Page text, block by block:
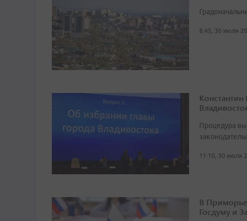
8:45, 30 июля
Процедура
11:10, 30 июля
В Приморье
Госдуму и